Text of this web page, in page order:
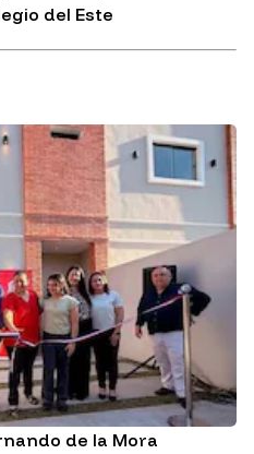
del Este
de la Mora